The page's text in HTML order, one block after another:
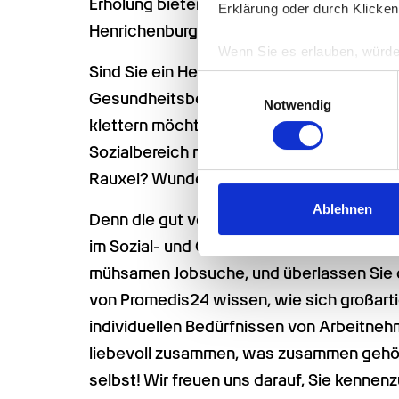
Erklärung oder durch
Wenn Sie es erlauben,
Informationen über
Ihr Gerät durch
Erfahren Sie mehr
Einzelheitenfest.
Wir verwenden Cookies,
und die Zugriffe auf unsere
Website an unsere Partner
der Dienste gesammelt
Notwendig
Ablehnen
Erholung bieten unter anderem der
Henrichenburg.
Sind Sie ein Herzmensch auf der Suche
Gesundheitsbereich? Oder ein
klettern möchte? Oder gehören Sie
Sozialbereich noch einmal voll
Rauxel? Wunderbar, dann sind Sie hier bei
Denn die gut vernetzten Möglichmacher
im Sozial- und Gesundheitsbereich
mühsamen Jobsuche, und überlassen
von Promedis24 wissen, wie sich
individuellen Bedürfnissen von
liebevoll zusammen, was zusammen
selbst! Wir freuen uns darauf, Sie